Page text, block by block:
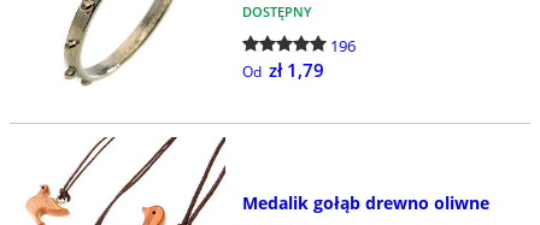
DOSTĘPNY
196
Od zł 1,79
Medalik gołąb drewno oliwne